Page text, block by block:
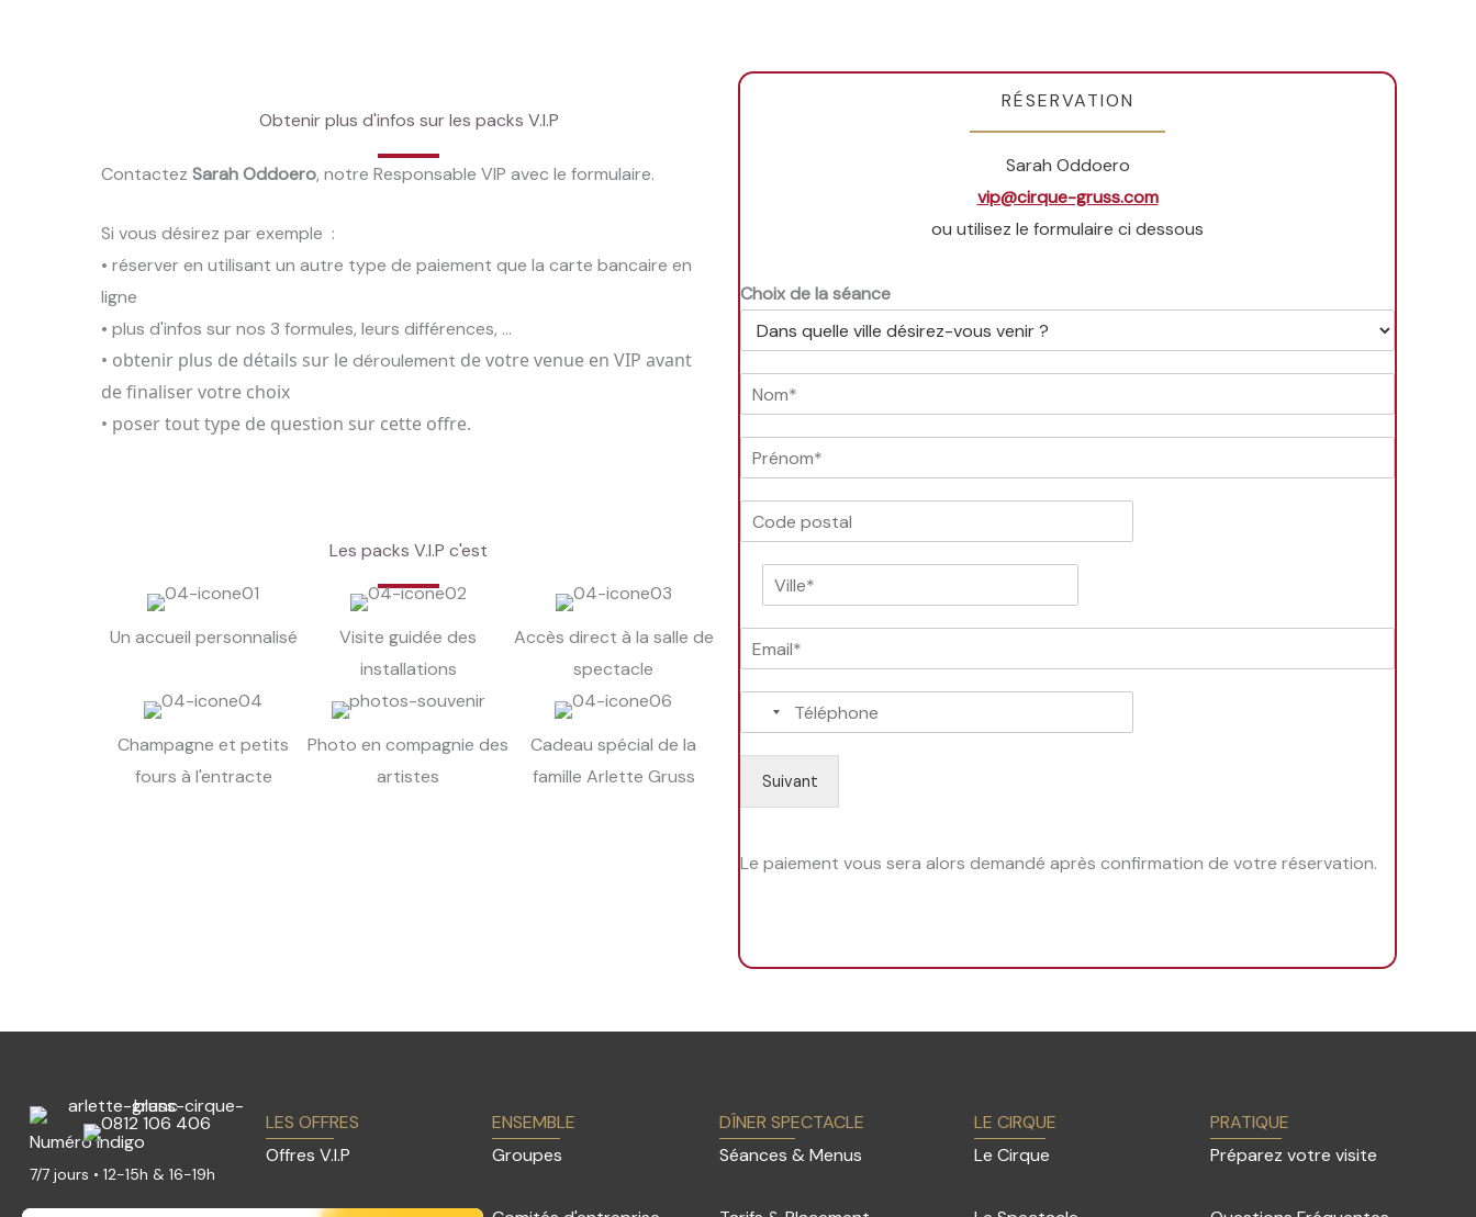
Obtenir plus d'infos sur les packs V.I.P
Contactez Sarah Oddoero, notre Responsable VIP avec le formulaire.
Si vous désirez par exemple :
• réserver en utilisant un autre type de paiement que la carte bancaire en
ligne
• plus d'infos sur nos 3 formules, leurs différences, ...
• obtenir plus de détails sur ledéroulement de votre venue en VIP avant
de finaliser votre choix
• poser tout type de question sur cette offre.
Les packs V.I.P c'est
Un accueil personnalisé
Visite guidée des
installations
Accès direct à la salle de
spectacle
Champagne et petits
fours à l'entracte
Photo en compagnie des
artistes
Cadeau spécial de la
famille Arlette Gruss
RÉSERVATION
Sarah Oddoero
vip@cirque-gruss.com
ou utilisez le formulaire ci dessous
Choix de la séance
t
a
e
m
h
n
e
Suivant
Le paiement vous sera alors demandé après confirmation de votre réservation.
Numéro Indigo
7/7 jours • 12-15h & 16-19h
LES OFFRES
Offres V.I.P
ENSEMBLE
Groupes
DÎNER SPECTACLE
Séances & Menus
LE CIRQUE
Le Cirque
PRATIQUE
Préparez votre visite